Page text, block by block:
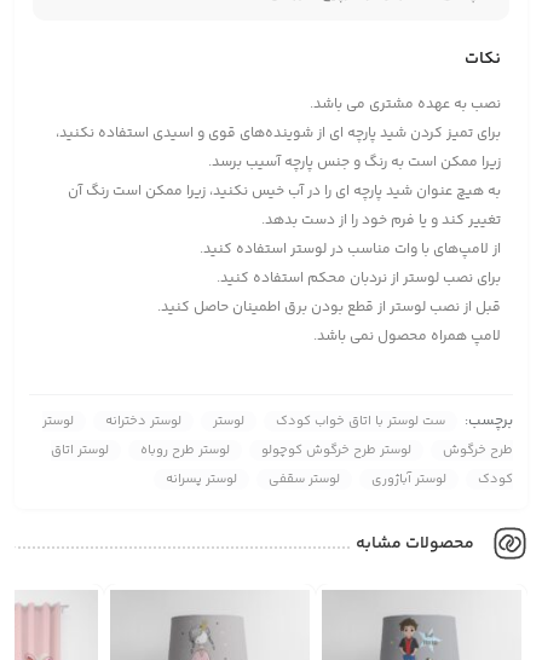
نکات
نصب به عهده مشتری می باشد.
برای تمیز کردن شید پارچه ای از شوینده‌های قوی و اسیدی استفاده نکنید،
زیرا ممکن است به رنگ و جنس پارچه آسیب برسد.
به هیچ عنوان شید پارچه ای را در آب خیس نکنید، زیرا ممکن است رنگ آن
تغییر کند و یا فرم خود را از دست بدهد.
از لامپ‌های با وات مناسب در لوستر استفاده کنید.
برای نصب لوستر از نردبان محکم استفاده کنید.
قبل از نصب لوستر از قطع بودن برق اطمینان حاصل کنید.
لامپ همراه محصول نمی باشد.
برچسب: ست لوستر با اتاق خواب کودک لوستر لوستر دخترانه
لوستر
طرح خرگوش
لوستر طرح خرگوش کوچولو لوستر طرح روباه
لوستر اتاق
کودک
لوستر آباژوری لوستر سقفی لوستر پسرانه
محصولات مشابه